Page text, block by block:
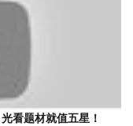
看题材就值五星！